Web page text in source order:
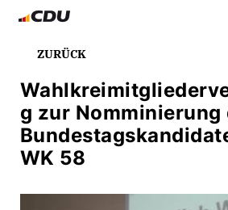
ZURÜCK
g zur Nomminierung
WK 58